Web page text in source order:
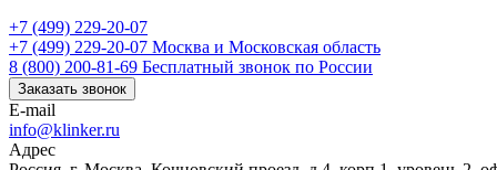
+7 (499) 229-20-07
+7 (499) 229-20-07 Москва и Московская область
8 (800) 200-81-69 Бесплатный звонок по России
Заказать звонок
E-mail
info@klinker.ru
Адрес